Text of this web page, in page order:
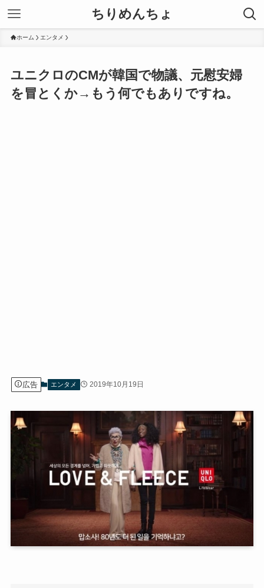
ちりめんちょ
ホーム エンタメ
ユニクロのCMが韓国で物議、元慰安婦
を冒とくか→もう何でもありですね。
広告 エンタメ 2019年10月19日